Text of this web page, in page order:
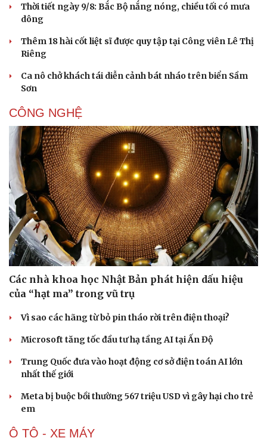
Sức khỏe
Dinh dưỡng - món ngon
Cây thuốc
Sản phụ khoa
Nam khoa
Làm đẹp - giảm cân
Ăn sạch sống khỏe
Đời sống
Blog
Thời tiết ngày 9/8: Bắc Bộ nắng nóng, chiều tối có mưa
dông
Thêm 18 hài cốt liệt sĩ được quy tập tại Công viên Lê Thị
Riêng
Ca nô chở khách tái diễn cảnh bát nháo trên biển Sầm
Sơn
CÔNG NGHỆ
Các nhà khoa học Nhật Bản phát hiện dấu hiệu
của “hạt ma” trong vũ trụ
Vì sao các hãng từ bỏ pin tháo rời trên điện thoại?
Microsoft tăng tốc đầu tư hạ tầng AI tại Ấn Độ
Trung Quốc đưa vào hoạt động cơ sở điện toán AI lớn
nhất thế giới
Meta bị buộc bồi thường 567 triệu USD vì gây hại cho trẻ
em
Ô TÔ - XE MÁY